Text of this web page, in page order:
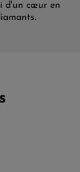
d'un cœur en